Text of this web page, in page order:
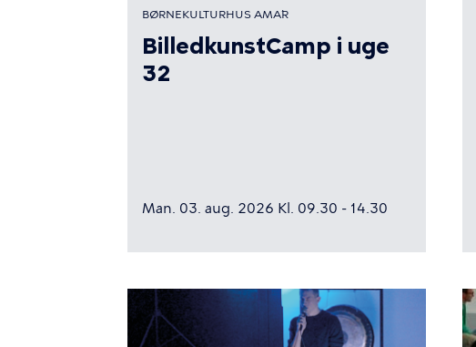
BØRNEKULTURHUS AMA´R
BilledkunstCamp i uge
32
Man. 03. aug. 2026 Kl. 09.30 - 14.30